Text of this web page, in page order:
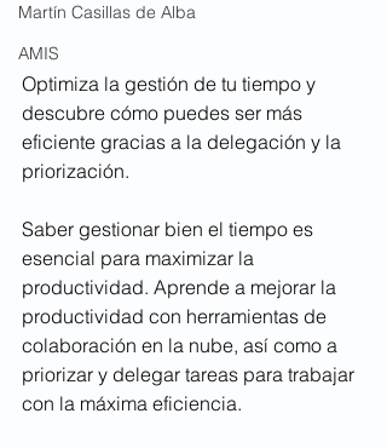
Martín Casillas de Alba
AMIS
Optimiza la gestión de tu tiempo y
descubre cómo puedes ser más
eficiente gracias a la delegación y la
priorización.
Saber gestionar bien el tiempo es
esencial para maximizar la
productividad. Aprende a mejorar la
productividad con herramientas de
colaboración en la nube, así como a
priorizar y delegar tareas para trabajar
con la máxima eficiencia.